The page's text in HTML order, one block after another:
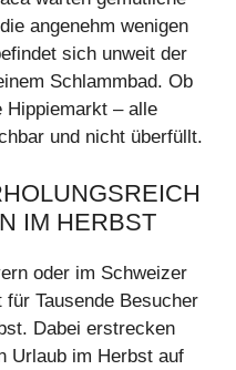
angenehm wenigen
sich unweit der
Schlammbad. Ob
Hippiemarkt – alle
und nicht überfüllt.
IM HERBST
oder im Schweizer
Tausende Besucher
Dabei erstrecken
Urlaub im Herbst auf